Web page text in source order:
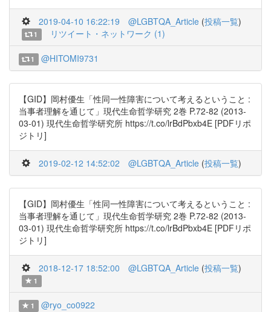
2019-04-10 16:22:19 @LGBTQA_Article (投稿一覧)
1 リツイート・ネットワーク (1)
1 @HITOMI9731
【GID】岡村優生「性同一性障害について考えるということ :
当事者理解を通じて」現代生命哲学研究 2巻 P.72-82 (2013-
03-01) 現代生命哲学研究所 https://t.co/lrBdPbxb4E [PDFリポ
ジトリ]
2019-02-12 14:52:02 @LGBTQA_Article (投稿一覧)
【GID】岡村優生「性同一性障害について考えるということ :
当事者理解を通じて」現代生命哲学研究 2巻 P.72-82 (2013-
03-01) 現代生命哲学研究所 https://t.co/lrBdPbxb4E [PDFリポ
ジトリ]
2018-12-17 18:52:00 @LGBTQA_Article (投稿一覧)
1
1 @ryo_co0922